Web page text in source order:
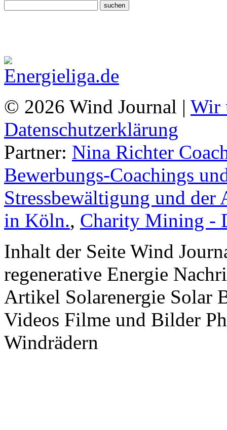
© 2026 Wind Journal | Wir
Datenschutzerklärung
Partner: Nina Richter
Bewerbungs-Coachings
Stressbewältigung und
in Köln., Charity Mining -
Inhalt der Seite Wind
regenerative Energie
Artikel Solarenergie Solar
Videos Filme und Bilder
Windrädern